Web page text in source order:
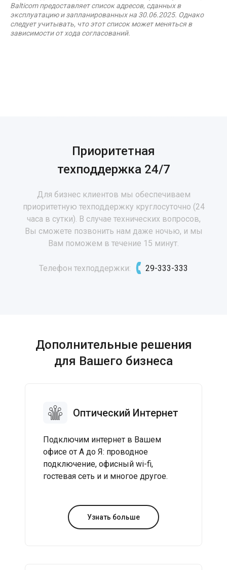
Balticom предоставляет список адресов, сданных в
эксплуатацию и запланированных на 30.06.2025. Однако
следует учитывать, что этот список может меняться в
зависимости от хода согласований.
Приоритетная
техподдержка 24/7
Для бизнес клиентов мы обеспечиваем
приоритетную техподдержку круглосуточно (24
часа в сутки). В случае технических вопросов,
Вы сможете позвонить нам даже ночью, и мы
Вам поможем в течение 15 минут.
Телефон техподдержки: 29-333-333
Дополнительные решения
для Вашего бизнеса
Оптический Интернет
Подключим интернет в Вашем
офисе от А до Я: проводное
подключение, офисный wi-fi,
гостевая сеть и и многое другое.
Узнать больше